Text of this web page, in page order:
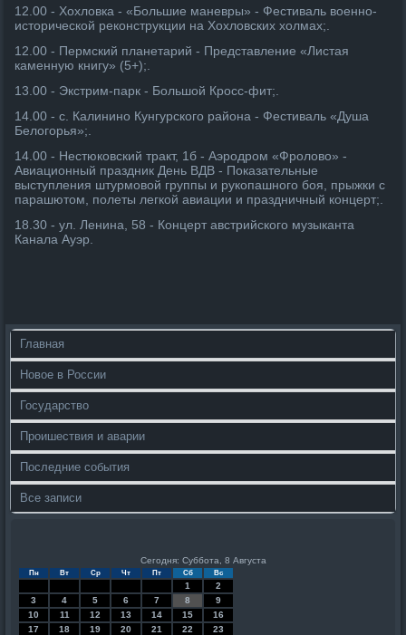
12.00 - Хохловка - «Большие маневры» - Фестиваль военно-
исторической реконструкции на Хохловских холмах;.
12.00 - Пермский планетарий - Представление «Листая
каменную книгу» (5+);.
13.00 - Экстрим-парк - Большой Кросс-фит;.
14.00 - с. Калинино Кунгурского района - Фестиваль «Душа
Белогорья»;.
14.00 - Нестюковский тракт, 1б - Аэродром «Фролово» -
Авиационный праздник День ВДВ - Показательные
выступления штурмовой группы и рукопашного боя, прыжки с
парашютом, полеты легкой авиации и праздничный концерт;.
18.30 - ул. Ленина, 58 - Концерт австрийского музыканта
Канала Ауэр.
Главная
Новое в России
Государство
Проишествия и аварии
Последние события
Все записи
Сегодня: Суббота, 8 Августа
Пн Вт Ср Чт Пт Сб Вс
1
2
3
4 5 6 7 8
9
10
11 12 13 14 15
16
17
18 19 20 21 22
23